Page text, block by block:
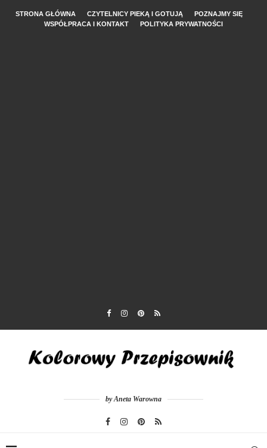
STRONA GŁÓWNA CZYTELNICY PIEKĄ I GOTUJĄ
POZNAJMY SIĘ
WSPÓŁPRACA I KONTAKT
POLITYKA PRYWATNOŚCI
by Aneta Warowna